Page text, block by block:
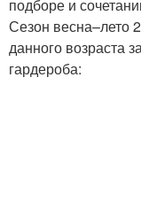
подборе и
Сезон весна–лето
данного возраста
гардероба: